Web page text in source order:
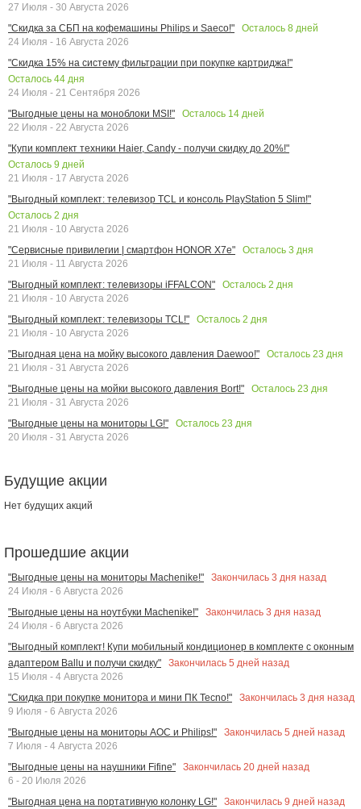
27 Июля - 30 Августа 2026
"Скидка за СБП на кофемашины Philips и Saeco!"
Осталось 8 дней
24 Июля - 16 Августа 2026
"Скидка 15% на систему фильтрации при покупке картриджа!"
Осталось 44 дня
24 Июля - 21 Сентября 2026
"Выгодные цены на моноблоки MSI!"
Осталось 14 дней
22 Июля - 22 Августа 2026
"Купи комплект техники Haier, Candy - получи скидку до 20%!"
Осталось 9 дней
21 Июля - 17 Августа 2026
"Выгодный комплект: телевизор TCL и консоль PlayStation 5 Slim!"
Осталось 2 дня
21 Июля - 10 Августа 2026
"Сервисные привилегии | смартфон HONOR X7e"
Осталось 3 дня
21 Июля - 11 Августа 2026
"Выгодный комплект: телевизоры iFFALCON"
Осталось 2 дня
21 Июля - 10 Августа 2026
"Выгодный комплект: телевизоры TCL!"
Осталось 2 дня
21 Июля - 10 Августа 2026
"Выгодная цена на мойку высокого давления Daewoo!"
Осталось 23 дня
21 Июля - 31 Августа 2026
"Выгодные цены на мойки высокого давления Bort!"
Осталось 23 дня
21 Июля - 31 Августа 2026
"Выгодные цены на мониторы LG!"
Осталось 23 дня
20 Июля - 31 Августа 2026
Будущие акции
Нет будущих акций
Прошедшие акции
"Выгодные цены на мониторы Machenike!" Закончилась 3 дня назад
24 Июля - 6 Августа 2026
"Выгодные цены на ноутбуки Machenike!"
Закончилась 3 дня назад
24 Июля - 6 Августа 2026
"Выгодный комплект! Купи мобильный кондиционер в комплекте с оконным
адаптером Ballu и получи скидку"
Закончилась 5 дней назад
15 Июля - 4 Августа 2026
"Скидка при покупке монитора и мини ПК Tecno!"
Закончилась 3 дня назад
9 Июля - 6 Августа 2026
"Выгодные цены на мониторы AOC и Philips!"
Закончилась 5 дней назад
7 Июля - 4 Августа 2026
"Выгодные цены на наушники Fifine"
Закончилась 20 дней назад
6 - 20 Июля 2026
"Выгодная цена на портативную колонку LG!"
Закончилась 9 дней назад